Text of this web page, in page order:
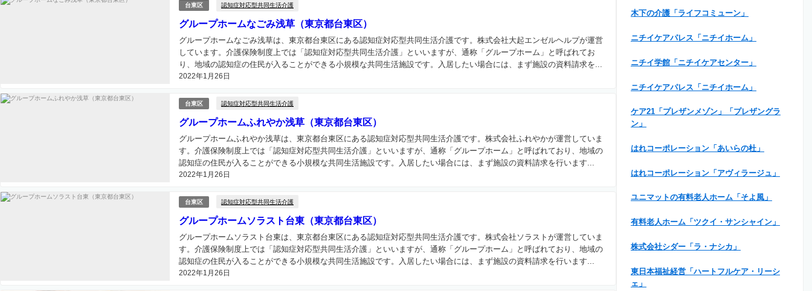
台東区 認知症対応型共同生活介護
グループホームなごみ浅草（東京都台東区）
2022年1月26日
グループホームなごみ浅草は、東京都台東区にある認知症対応型共同生活介護です。株式会社大起エンゼルヘルプが運営
しています。介護保険制度上では「認知症対応型共同生活介護」といいますが、通称「グループホーム」と呼ばれてお
り、地域の認知症の住民が入ることができる小規模な共同生活施設です。入居したい場合には、まず施設の資料請求を...
台東区 認知症対応型共同生活介護
グループホームふれやか浅草（東京都台東区）
2022年1月26日
グループホームふれやか浅草は、東京都台東区にある認知症対応型共同生活介護です。株式会社ふれやかが運営していま
す。介護保険制度上では「認知症対応型共同生活介護」といいますが、通称「グループホーム」と呼ばれており、地域の
認知症の住民が入ることができる小規模な共同生活施設です。入居したい場合には、まず施設の資料請求を行います...
台東区 認知症対応型共同生活介護
グループホームソラスト台東（東京都台東区）
2022年1月26日
グループホームソラスト台東は、東京都台東区にある認知症対応型共同生活介護です。株式会社ソラストが運営していま
す。介護保険制度上では「認知症対応型共同生活介護」といいますが、通称「グループホーム」と呼ばれており、地域の
認知症の住民が入ることができる小規模な共同生活施設です。入居したい場合には、まず施設の資料請求を行います...
木下の介護「ライフコミューン」
ニチイケアパレス「ニチイホーム」
ニチイ学館「ニチイケアセンター」
ニチイケアパレス「ニチイホーム」
ケア21「プレザンメゾン」「プレザングラ
ン」
はれコーポレーション「あいらの杜」
はれコーポレーション「アヴィラージュ」
ユニマットの有料老人ホーム「そよ風」
有料老人ホーム「ツクイ・サンシャイン」
株式会社シダー「ラ・ナシカ」
東日本福祉経営「ハートフルケア・リーシ
ェ」